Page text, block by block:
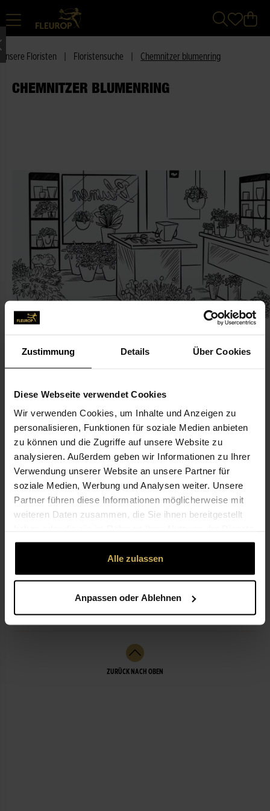
Zustimmung Details Über Cookies
Diese Webseite verwendet Cookies
Wir verwenden Cookies, um Inhalte und Anzeigen zu
personalisieren, Funktionen für soziale Medien anbieten
zu können und die Zugriffe auf unsere Website zu
analysieren. Außerdem geben wir Informationen zu Ihrer
Verwendung unserer Website an unsere Partner für
soziale Medien, Werbung und Analysen weiter. Unsere
Partner führen diese Informationen möglicherweise mit
weiteren Daten zusammen, die Sie ihnen bereitgestellt
gesammelt haben.
Alle zulassen
Anpassen oder Ablehnen
Unsere Floristen Floristensuche Chemnitzer blumenring
CHEMNITZER BLUMENRING
KONTAKT
Chemnitzer blumenring
Chemnitzer blumenring Einzelhandelsgesellschaft m.b.H.
Zschopauer Str. 273
09126 Chemnitz
0371-3740014
info@blumenringchemnitz.de
LEISTUNGEN
WEITERE FILIALEN
ZURÜCK NACH OBEN